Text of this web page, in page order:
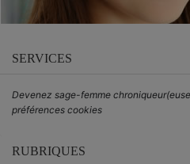
SERVICES
Devenez sage-femme
préférences cookies
RUBRIQUES